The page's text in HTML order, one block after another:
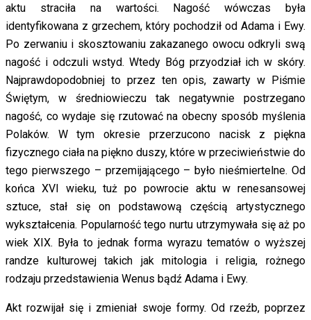
aktu straciła na wartości. Nagość wówczas była
identyfikowana z grzechem, który pochodził od Adama i Ewy.
Po zerwaniu i skosztowaniu zakazanego owocu odkryli swą
nagość i odczuli wstyd. Wtedy Bóg przyodział ich w skóry.
Najprawdopodobniej to przez ten opis, zawarty w Piśmie
Świętym, w średniowieczu tak negatywnie postrzegano
nagość, co wydaje się rzutować na obecny sposób myślenia
Polaków. W tym okresie przerzucono nacisk z piękna
fizycznego ciała na piękno duszy, które w przeciwieństwie do
tego pierwszego – przemijającego – było nieśmiertelne. Od
końca XVI wieku, tuż po powrocie aktu w renesansowej
sztuce, stał się on podstawową częścią artystycznego
wykształcenia. Popularność tego nurtu utrzymywała się aż po
wiek XIX. Była to jednak forma wyrazu tematów o wyższej
randze kulturowej takich jak mitologia i religia, rożnego
rodzaju przedstawienia Wenus bądź Adama i Ewy.
Akt rozwijał się i zmieniał swoje formy. Od rzeźb, poprzez